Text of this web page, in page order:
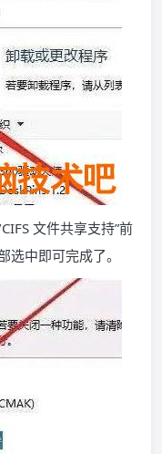
文件共享支持”前
中即可完成了。